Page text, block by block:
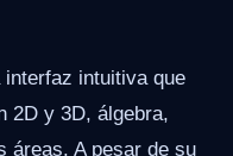
intuitiva que
2D y 3D, álgebra,
áreas. A pesar de su